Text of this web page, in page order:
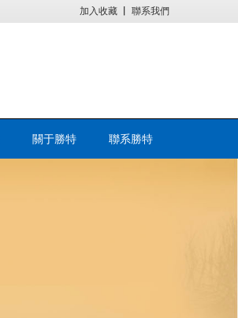
加入收藏 聯系我們
關于勝特 聯系勝特